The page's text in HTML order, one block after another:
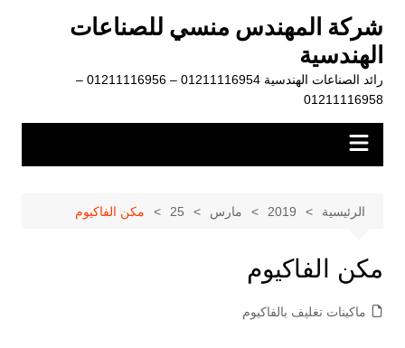
المحتوى
شركة المهندس منسي للصناعات
الهندسية
رائد الصناعات الهندسية 01211116954 – 01211116956 –
01211116958
الرئيسية 2019 مارس 25 مكن الفاكيوم
مكن الفاكيوم
ماكينات تغليف بالفاكيوم